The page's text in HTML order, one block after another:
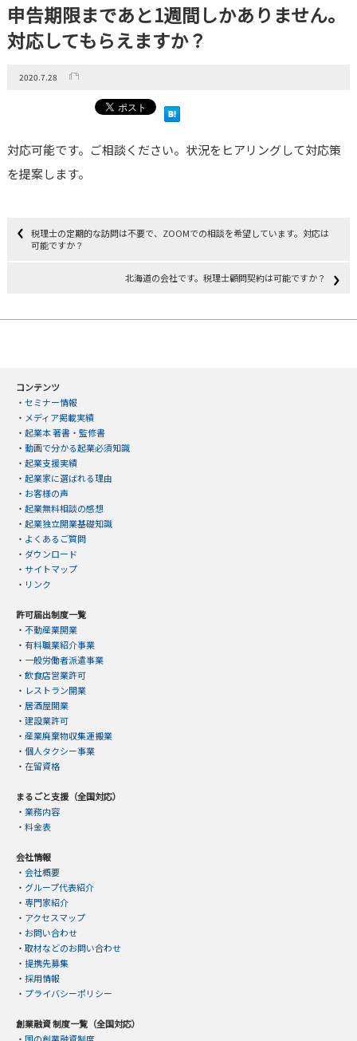
申告期限まであと1週間しかありません。
対応してもらえますか？
2020.7.28
対応可能です。ご相談ください。状況をヒアリングして対応策
を提案します。
税理士の定期的な訪問は不要で、ZOOMでの相談を希望しています。対応は
可能ですか？
北海道の会社です。税理士顧問契約は可能ですか？
コンテンツ
・ セミナー情報
・ メディア掲載実績
・ 起業本 著書・監修書
・ 動画で分かる起業必須知識
・ 起業支援実績
・ 起業家に選ばれる理由
・ お客様の声
・ 起業無料相談の感想
・ 起業独立開業基礎知識
・ よくあるご質問
・ ダウンロード
・ サイトマップ
・ リンク
許可届出制度一覧
・ 不動産業開業
・ 有料職業紹介事業
・ 一般労働者派遣事業
・ 飲食店営業許可
・ レストラン開業
・ 居酒屋開業
・ 建設業許可
・ 産業廃棄物収集運搬業
・ 個人タクシー事業
・ 在留資格
まるごと支援（全国対応）
・ 業務内容
・ 料金表
会社情報
・ 会社概要
・ グループ代表紹介
・ 専門家紹介
・ アクセスマップ
・ お問い合わせ
・ 取材などのお問い合わせ
・ 提携先募集
・ 採用情報
・ プライバシーポリシー
創業融資 制度一覧（全国対応）
・ 国の創業融資制度